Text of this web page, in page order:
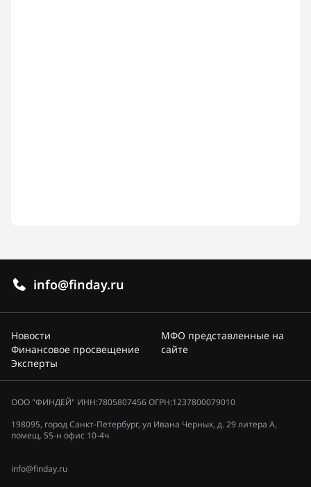
info@finday.ru
Новости
Финансовое просвещение
Эксперты
МФО представленные на
сайте
ООО "ФИНДЕЙ" ИНН:7805807456 ОГРН:1237800079010
198095, город Санкт-Петербург, ул Ивана Черных, д. 29 литера А,
помещ. 55-н офис 10-4ч
info@finday.ru